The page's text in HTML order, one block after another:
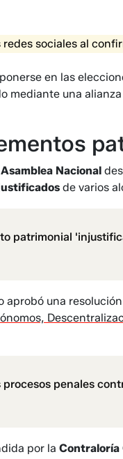
sociales al
en las
mediante una
Asamblea Nacional
de varios
patrimonial
aprobó una
penales
por la Contraloría